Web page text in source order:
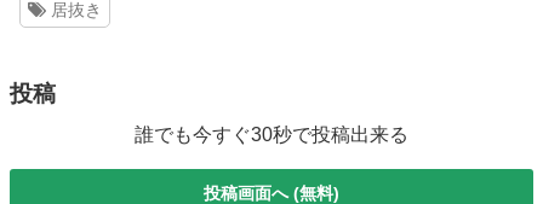
居抜き
投稿
誰でも今すぐ30秒で投稿出来る
投稿画面へ (無料)